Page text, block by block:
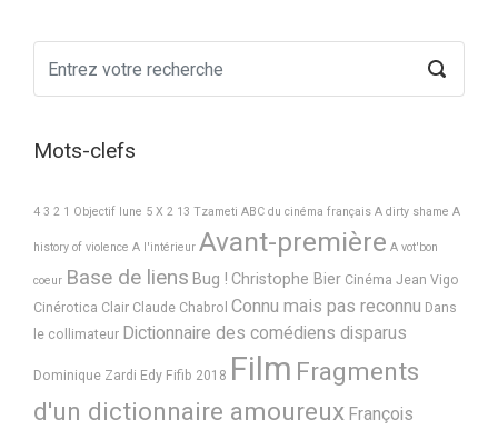
Mots-clefs
4 3 2 1 Objectif lune 5 X 2 13 Tzameti ABC du cinéma français A dirty shame A
history of violence A l'intérieur Avant-première A vot'bon
coeur Base de liens Bug ! Christophe Bier Cinéma Jean Vigo
Cinérotica Clair Claude Chabrol Connu mais pas reconnu Dans
le collimateur Dictionnaire des comédiens disparus
Dominique Zardi Edy Fifib 2018 Film Fragments
d'un dictionnaire amoureux François